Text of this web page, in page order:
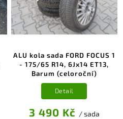
ALU kola sada FORD FOCUS 1
- 175/65 R14, 6Jx14 ET13,
Barum (celoroční)
3 490 Kč / sada
Detail